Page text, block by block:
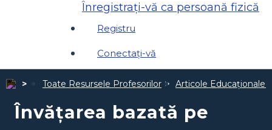
Înregistrați-vă ca persoană fizică
Registru
Conectați-vă
Toate Resursele Profesorilor Articole Educaționale
Învățarea bazată pe